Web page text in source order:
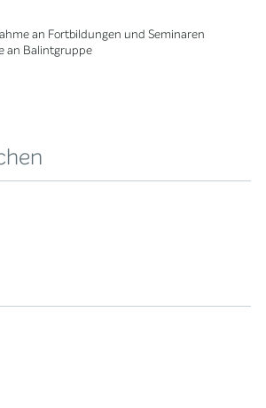
an Fortbildungen und Seminaren
an Balintgruppe